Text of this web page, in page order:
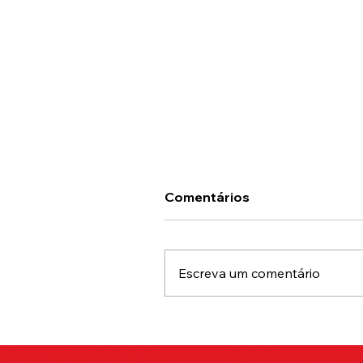
Estragar a Experiência
Comentários
Escreva um comentário